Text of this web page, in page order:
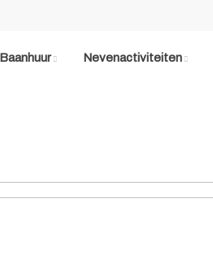
Baanhuur Nevenactiviteiten